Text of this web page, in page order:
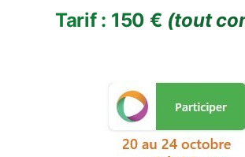
Tarif : 150 € (tout